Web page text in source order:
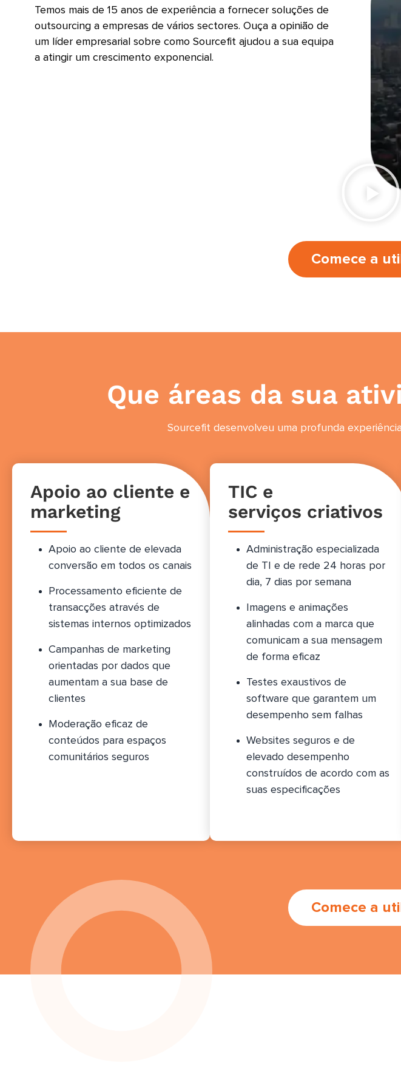
Temos mais de 15 anos de experiência a fornecer soluções de
outsourcing a empresas de vários sectores. Ouça a opinião de
um líder empresarial sobre como Sourcefit ajudou a sua equipa
a atingir um crescimento exponencial.
Comece a
Que áreas da sua
Sourcefit desenvolveu uma profunda
Apoio ao cliente e
marketing
Apoio ao cliente de elevada
conversão em todos os canais
Processamento eficiente de
transacções através de
sistemas internos optimizados
Campanhas de marketing
orientadas por dados que
aumentam a sua base de
clientes
Moderação eficaz de
conteúdos para espaços
comunitários seguros
TIC e
serviços criativos
Administração especializada
de TI e de rede 24 horas por
dia, 7 dias por semana
Imagens e animações
alinhadas com a marca que
comunicam a sua mensagem
de forma eficaz
Testes exaustivos de
software que garantem um
desempenho sem falhas
Websites seguros e de
elevado desempenho
construídos de acordo com as
suas especificações
Comece a